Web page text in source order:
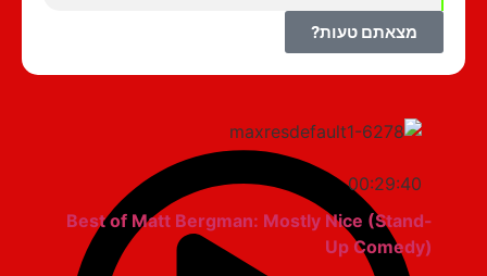
מצאתם טעות?
00:29:40
Best of Matt Bergman: Mostly Nice (Stand-
Up Comedy)